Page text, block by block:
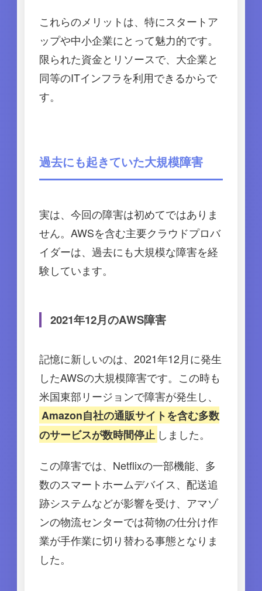
これらのメリットは、特にスタートア
ップや中小企業にとって魅力的です。
限られた資金とリソースで、大企業と
同等のITインフラを利用できるからで
す。
過去にも起きていた大規模障害
実は、今回の障害は初めてではありま
せん。AWSを含む主要クラウドプロバ
イダーは、過去にも大規模な障害を経
験しています。
2021年12月のAWS障害
記憶に新しいのは、2021年12月に発生
したAWSの大規模障害です。この時も
米国東部リージョンで障害が発生し、
Amazon自社の通販サイトを含む多数
のサービスが数時間停止 しました。
この障害では、Netflixの一部機能、多
数のスマートホームデバイス、配送追
跡システムなどが影響を受け、アマゾ
ンの物流センターでは荷物の仕分け作
業が手作業に切り替わる事態となりま
した。